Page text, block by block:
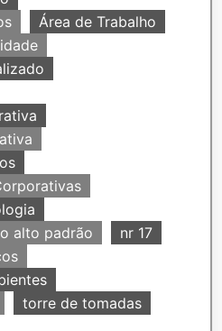
Área de Trabalho
alto padrão
nr 17
torre de tomadas